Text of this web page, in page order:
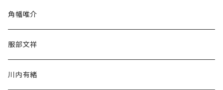
角幡唯介
服部文祥
川内有緒